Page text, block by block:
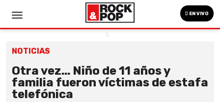
EN VIVO
NOTICIAS
Otra vez... Niño de 11 años y
familia fueron víctimas de estafa
telefónica